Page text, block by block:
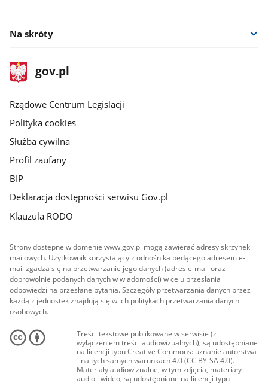
Na skróty
stopka
gov.plStrona
gov.pl
Rządowe Centrum Legislacji
Polityka cookies
Służba cywilna
Profil zaufany
BIP
Deklaracja dostępności serwisu Gov.pl
Klauzula RODO
Strony dostępne w domenie www.gov.pl mogą zawierać adresy skrzynek
mailowych. Użytkownik korzystający z odnośnika będącego adresem e-
mail zgadza się na przetwarzanie jego danych (adres e-mail oraz
dobrowolnie podanych danych w wiadomości) w celu przesłania
odpowiedzi na przesłane pytania. Szczegóły przetwarzania danych przez
każdą z jednostek znajdują się w ich politykach przetwarzania danych
osobowych.
Treści tekstowe publikowane w serwisie (z
wyłączeniem treści audiowizualnych), są udostępniane
na licencji typu Creative Commons: uznanie autorstwa
- na tych samych warunkach 4.0 (CC BY-SA 4.0).
Materiały audiowizualne, w tym zdjęcia, materiały
audio i wideo, są udostępniane na licencji typu